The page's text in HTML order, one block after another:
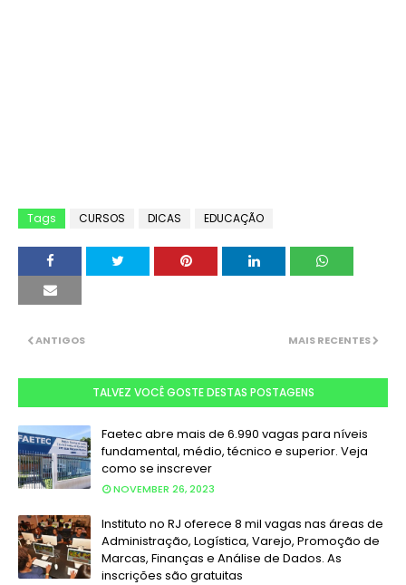
Tags CURSOS DICAS EDUCAÇÃO
MAIS RECENTES
ANTIGOS
TALVEZ VOCÊ GOSTE DESTAS POSTAGENS
Faetec abre mais de 6.990 vagas para níveis
fundamental, médio, técnico e superior. Veja
como se inscrever
NOVEMBER 26, 2023
Instituto no RJ oferece 8 mil vagas nas áreas de
Administração, Logística, Varejo, Promoção de
Marcas, Finanças e Análise de Dados. As
inscrições são gratuitas